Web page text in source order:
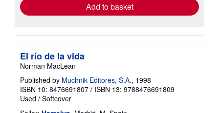
Add to basket
El río de la vida
Norman MacLean
Published by Muchnik Editores, S.A., 1998
ISBN 10: 8476691807 / ISBN 13: 9788476691809
Used / Softcover